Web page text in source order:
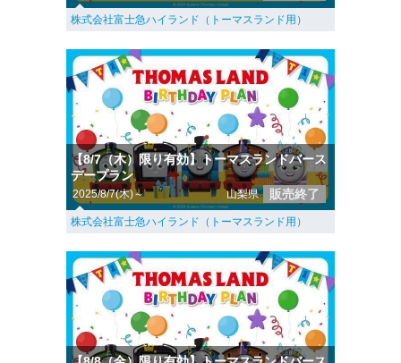
株式会社富士急ハイランド（トーマスランド用）
【8/7（木）限り有効】トーマスランドバース
デープラン
2025/8/7(木)～ 山梨県 販売終了
株式会社富士急ハイランド（トーマスランド用）